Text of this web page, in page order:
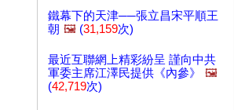
鐵幕下的天津──張立昌宋平順王
朝 🖼️ (31,159次)
最近互聯網上精彩紛呈 謹向中共
軍委主席江澤民提供《內參》
🖼️
(42,719次)